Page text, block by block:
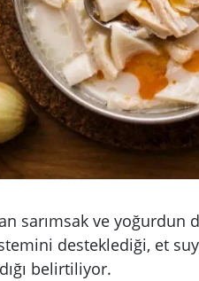
sarımsak ve
desteklediği, et
belirtiliyor.